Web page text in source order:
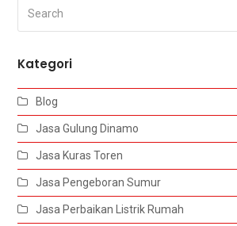
Kategori
Blog
Jasa Gulung Dinamo
Jasa Kuras Toren
Jasa Pengeboran Sumur
Jasa Perbaikan Listrik Rumah